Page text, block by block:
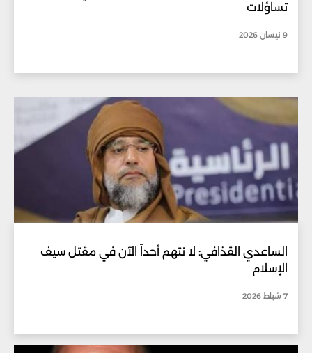
تساؤلات
9 نيسان 2026
الساعدي القذافي: لا نتهم أحداً الآن في مقتل سيف
الإسلام
7 شباط 2026